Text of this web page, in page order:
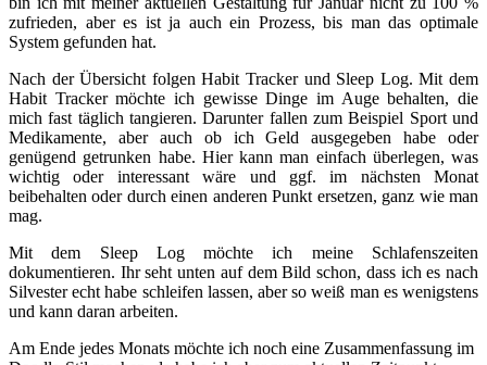
zufrieden, aber es ist ja auch ein Prozess, bis man das optimale
System gefunden hat.
Nach der Übersicht folgen Habit Tracker und Sleep Log. Mit dem
Habit Tracker möchte ich gewisse Dinge im Auge behalten, die
mich fast täglich tangieren. Darunter fallen zum Beispiel Sport und
Medikamente, aber auch ob ich Geld ausgegeben habe oder
genügend getrunken habe. Hier kann man einfach überlegen, was
wichtig oder interessant wäre und ggf. im nächsten Monat
beibehalten oder durch einen anderen Punkt ersetzen, ganz wie man
mag.
Mit dem Sleep Log möchte ich meine Schlafenszeiten
dokumentieren. Ihr seht unten auf dem Bild schon, dass ich es nach
Silvester echt habe schleifen lassen, aber so weiß man es wenigstens
und kann daran arbeiten.
Am Ende jedes Monats möchte ich noch eine Zusammenfassung im